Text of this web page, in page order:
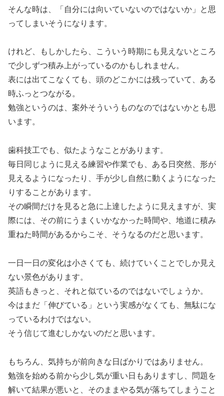
そんな時は、「自分には向いていないのではないか」と思
ってしまいそうになります。
けれど、もしかしたら、こういう時期にも見えないところ
で少しずつ積み上がっているのかもしれません。
表には出てこなくても、頭のどこかには残っていて、ある
時ふっとつながる。
勉強というのは、案外そういうものなのではないかとも思
います。
歯科技工でも、似たようなことがあります。
毎日同じように見える練習や作業でも、ある日突然、形が
見えるようになったり、手が少し自然に動くようになった
りすることがあります。
その瞬間だけを見ると急に上達したように見えますが、実
際には、その前にうまくいかなかった時間や、地道に積み
重ねた時間があるからこそ、そうなるのだと思います。
一日一日の変化は小さくても、続けていくことでしか見え
ない景色があります。
英語もきっと、それと似ているのではないでしょうか。
今はまだ「伸びている」という実感がなくても、無駄にな
っているわけではない。
そう信じて進むしかないのだと思います。
もちろん、気持ちが前向きな日ばかりではありません。
勉強を始める前から少し気が重い日もありますし、問題を
解いて結果が悪いと、そのままやる気が落ちてしまうこと